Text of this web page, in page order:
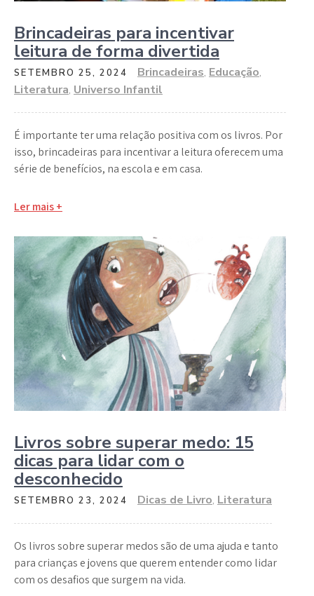
Brincadeiras para incentivar
leitura de forma divertida
SETEMBRO 25, 2024 Brincadeiras, Educação,
Literatura, Universo Infantil
É importante ter uma relação positiva com os livros. Por
isso, brincadeiras para incentivar a leitura oferecem uma
série de benefícios, na escola e em casa.
Ler mais +
Livros sobre superar medo: 15
dicas para lidar com o
desconhecido
SETEMBRO 23, 2024 Dicas de Livro, Literatura
Os livros sobre superar medos são de uma ajuda e tanto
para crianças e jovens que querem entender como lidar
com os desafios que surgem na vida.